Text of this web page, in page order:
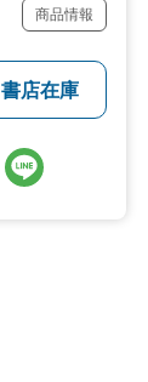
商品情報
書店在庫